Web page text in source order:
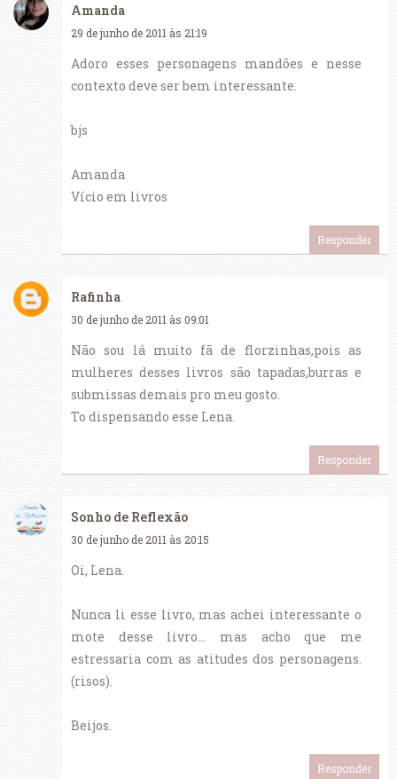
Amanda
29 de junho de 2011 às 21:19
Adoro esses personagens mandões e nesse
contexto deve ser bem interessante.
bjs
Amanda
Vício em livros
Responder
Rafinha
30 de junho de 2011 às 09:01
Não sou lá muito fã de florzinhas,pois as
mulheres desses livros são tapadas,burras e
submissas demais pro meu gosto.
To dispensando esse Lena.
Responder
Sonho de Reflexão
30 de junho de 2011 às 20:15
Oi, Lena.
Nunca li esse livro, mas achei interessante o
mote desse livro... mas acho que me
estressaria com as atitudes dos personagens.
(risos).
Beijos.
Responder